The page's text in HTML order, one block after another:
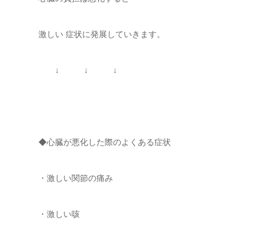
激しい 症状に発展していきます。
↓ ↓ ↓
◆心臓が悪化した際のよくある症状
・激しい関節の痛み
・激しい咳